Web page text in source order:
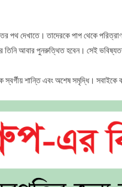
পথ দেখাতে। তাদেরকে পাপ থেকে
আবার পুনরুত্থিত হবেন। সেই
স্বর্গীয় শান্তি এবং অশেষ সমৃদ্ধি।